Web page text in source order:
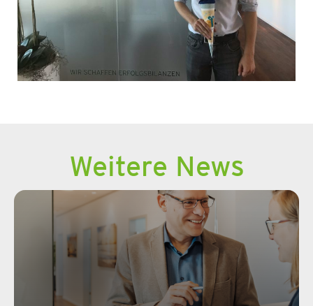
Weitere News